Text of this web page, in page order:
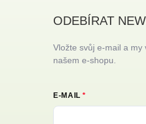
ODEBÍRAT
Vložte svůj e-mail a
našem e-shopu.
E-MAIL